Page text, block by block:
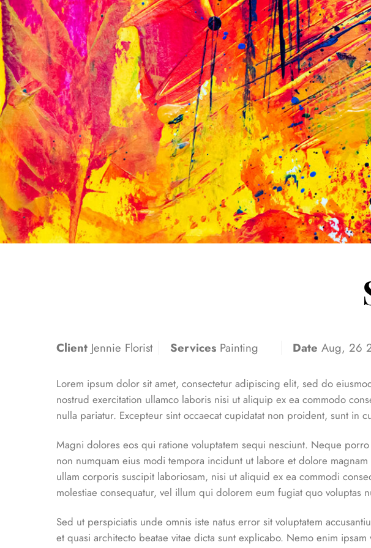
Client Jennie Florist ServicesPainting Date Aug, 26
Lorem ipsum dolor sit amet, consectetur adipiscing elit, sed do
nostrud exercitation ullamco laboris nisi ut aliquip ex ea commodo
nulla pariatur. Excepteur sint occaecat cupidatat non proident, sunt in
Magni dolores eos qui ratione voluptatem sequi nesciunt. Neque
non numquam eius modi tempora incidunt ut labore et dolore
ullam corporis suscipit laboriosam, nisi ut aliquid ex ea commodi
molestiae consequatur, vel illum qui dolorem eum fugiat quo voluptas
Sed ut perspiciatis unde omnis iste natus error sit voluptatem
et quasi architecto beatae vitae dicta sunt explicabo. Nemo enim